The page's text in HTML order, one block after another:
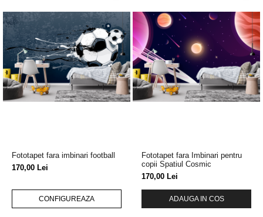
Fototapet fara imbinari football
170,00 Lei
CONFIGUREAZA
Fototapet fara Imbinari pentru
copii Spatiul Cosmic
170,00 Lei
ADAUGA IN COS